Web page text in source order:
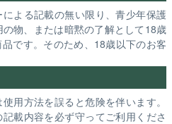
よる記載の無い限り、青少年保護
物、または暗黙の了解として18歳
です。そのため、18歳以下のお客
用方法を誤ると危険を伴います。
載内容を必ず守ってご利用くださ